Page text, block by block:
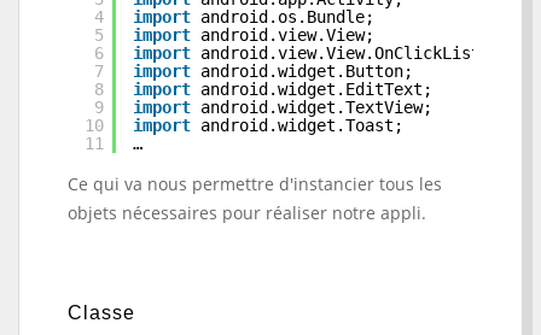
4
5
6
7
8
9
10
11
import android.os.Bundle;
import android.view.View;
import android.view.View.OnClickListener;
import android.widget.Button;
import android.widget.EditText;
import android.widget.TextView;
import android.widget.Toast;
…
Ce qui va nous permettre d'instancier tous les
objets nécessaires pour réaliser notre appli.
Classe